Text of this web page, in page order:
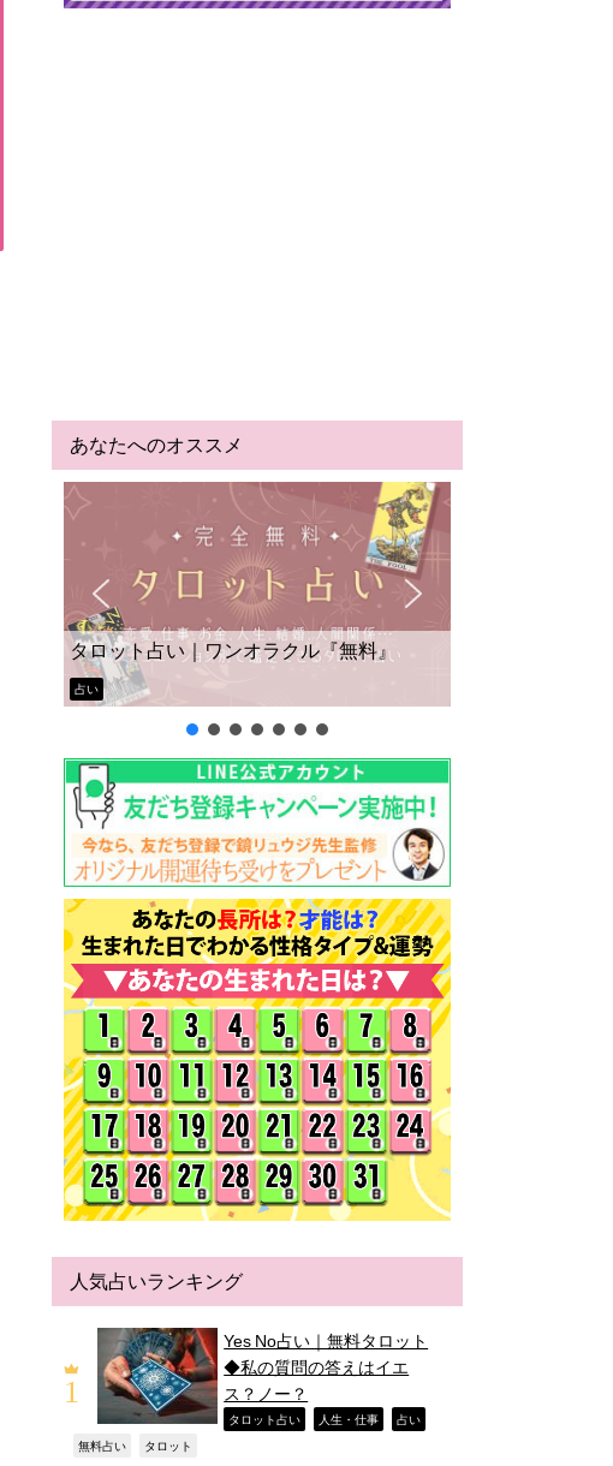
あなたへのオススメ
タロット占い｜ワンオラクル『無料』
占い
人気占いランキング
Yes No占い｜無料タロット
◆私の質問の答えはイエ
ス？ノー？
タロット占い 人生・仕事 占い
無料占い タロット